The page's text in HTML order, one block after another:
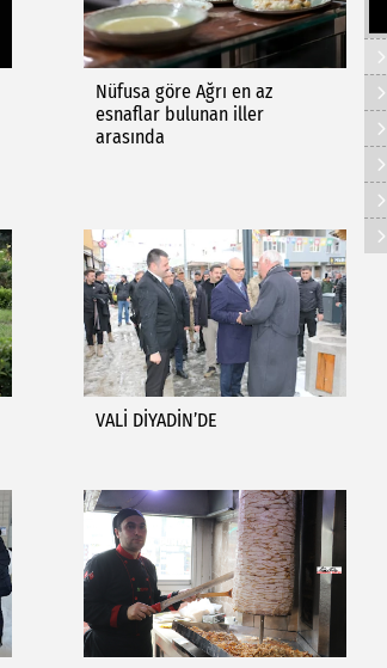
Nüfusa göre Ağrı en az
esnaflar bulunan iller
arasında
VALİ DİYADİN’DE